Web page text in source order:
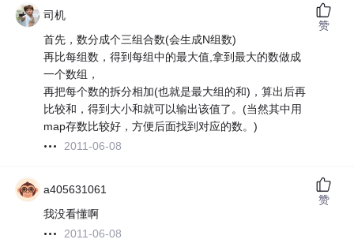
司机
首先，数分成个三组合数(会生成N组数)
再比每组数，得到每组中的最大值,拿到最大的数做成
一个数组，
再把每个数的拆分相加(也就是最大组的和)，算出后再
比较和，得到大小和就可以输出该值了。(当然其中用
map存数比较好，方便后面找到对应的数。)
2011-06-08
赞
a405631061
我没看懂啊
2011-06-08
赞